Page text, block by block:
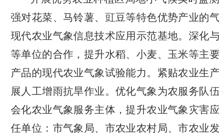
强对花菜、马铃薯、豇豆等特色优势产业的
现代农业气象信息技术应用示范基地。深化
等单位的合作，提升水稻、小麦、玉米等主
产品的现代农业气象试验能力。紧贴农业生
展人工增雨抗旱作业。优化气象为农服务队
会化农业气象服务主体，提升农业气象灾害
任单位：市气象局、市农业农村局、市农业